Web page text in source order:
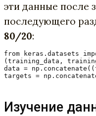
эти данные после
последующего
80/20:
from keras.datasets
(training_data,
data =
targets =
Изучение